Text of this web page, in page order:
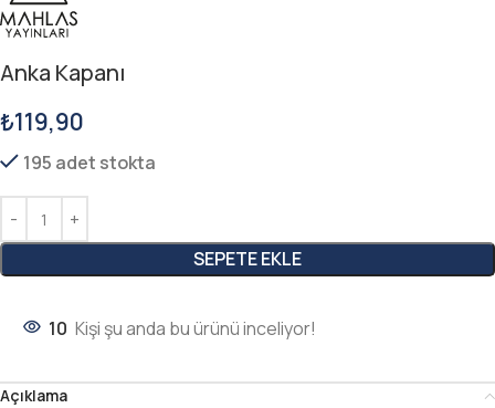
Anka Kapanı
₺119,90
195 adet stokta
SEPETE EKLE
10 Kişi şu anda bu ürünü inceliyor!
Açıklama